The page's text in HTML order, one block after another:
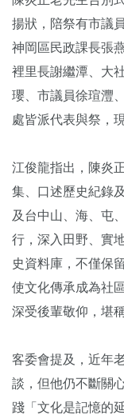
揚狀，陪祭有市議
神岡區民政課長張
裡里長謝繼潭、大
瓔、市議員徐瑄灃
處皆派代表與祭，
江俊龍指出，陳炎
集、口述歷史紀錄
及台中山、海、屯
行，深入田野、實
史資料庫，不僅保
使文化傳承成為社
深受後輩敬仰，堪
客委會提及，近年
談，但他仍不斷關
踐「文化是記憶的